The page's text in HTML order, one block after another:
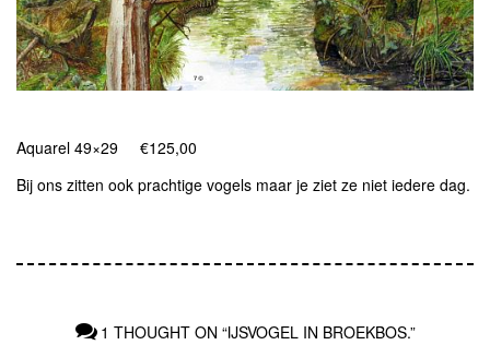
Aquarel 49×29 €125,00
Bij ons zitten ook prachtige vogels maar je ziet ze niet iedere dag.
1 THOUGHT ON “IJSVOGEL IN BROEKBOS.”